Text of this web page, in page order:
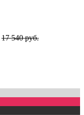
17 540 руб.